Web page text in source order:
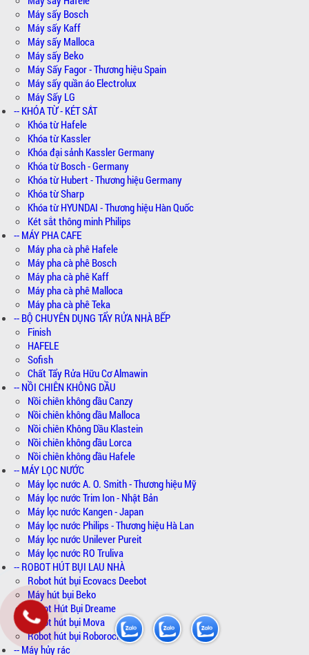
Máy sấy Bosch
Máy sấy Kaff
Máy sấy Malloca
Máy sấy Beko
Máy Sấy Fagor - Thương hiệu Spain
Máy sấy quần áo Electrolux
Máy Sấy LG
-- KHÓA TỪ - KÉT SẮT
Khóa từ Hafele
Khóa từ Kassler
Khóa đại sảnh Kassler Germany
Khóa từ Bosch - Germany
Khóa từ Hubert - Thương hiệu Germany
Khóa từ Sharp
Khóa từ HYUNDAI - Thương hiệu Hàn Quốc
Két sắt thông minh Philips
-- MÁY PHA CAFE
Máy pha cà phê Hafele
Máy pha cà phê Bosch
Máy pha cà phê Kaff
Máy pha cà phê Malloca
Máy pha cà phê Teka
-- BỘ CHUYÊN DỤNG TẨY RỬA NHÀ BẾP
Finish
HAFELE
Sofish
Chất Tẩy Rửa Hữu Cơ Almawin
-- NỒI CHIÊN KHÔNG DẦU
Nồi chiên không dầu Canzy
Nồi chiên không dầu Malloca
Nồi chiên Không Dầu Klastein
Nồi chiên không dầu Lorca
Nồi chiên không dầu Hafele
-- MÁY LỌC NƯỚC
Máy lọc nước A. O. Smith - Thương hiệu Mỹ
Máy lọc nước Trim Ion - Nhật Bản
Máy lọc nước Kangen - Japan
Máy lọc nước Philips - Thương hiệu Hà Lan
Máy lọc nước Unilever Pureit
Máy lọc nước RO Truliva
-- ROBOT HÚT BỤI LAU NHÀ
Robot hút bụi Ecovacs Deebot
Máy hút bụi Beko
Robot Hút Bụi Dreame
Robot hút bụi Mova
Robot hút bụi Roborock
-- Máy hủy rác